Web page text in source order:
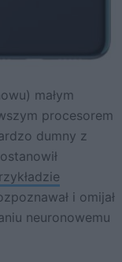
małym
procesorem
dumny z
i omijał
neuronowemu